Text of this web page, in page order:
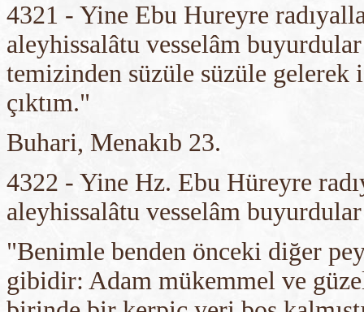
4321 - Yine Ebu Hureyre
aleyhissalâtu vesselâm
temizinden süzüle süzüle
çıktım."
Buhari, Menakıb 23.
4322 - Yine Hz. Ebu Hüreyre
aleyhissalâtu vesselâm
"Benimle benden önceki diğer
gibidir: Adam mükemmel ve